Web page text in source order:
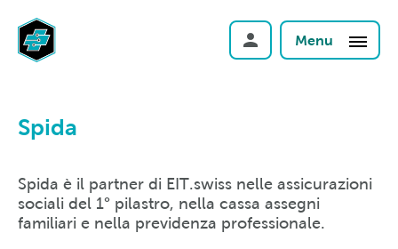
Menu
Spida
Spida è il partner di EIT.swiss nelle assicurazioni
sociali del 1° pilastro, nella cassa assegni
familiari e nella previdenza professionale.